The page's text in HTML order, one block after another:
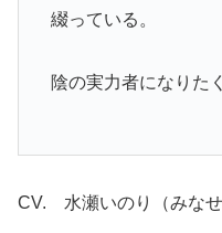
綴っている。
陰の実力者になり
CV. 水瀬いのり（みな